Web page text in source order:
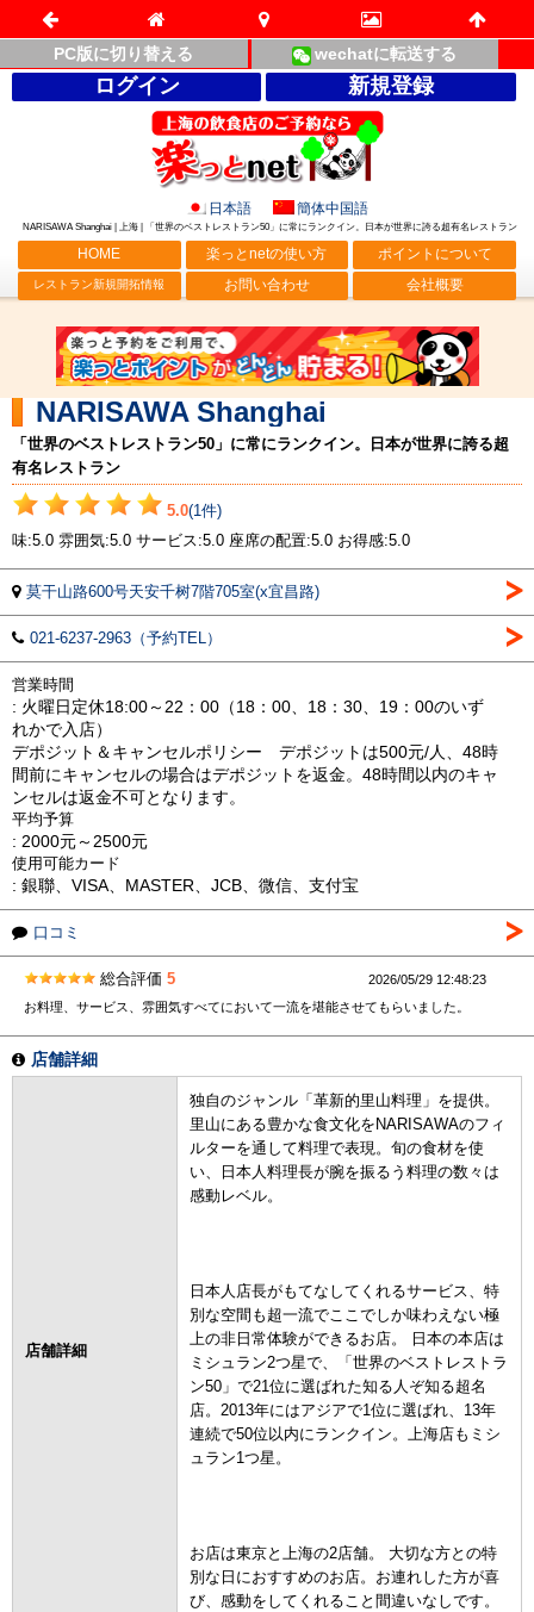
PC版に切り替える wechatに転送する
ログイン 新規登録
日本語 簡体中国語
NARISAWA Shanghai | 上海 | 「世界のベストレストラン50」に常にランクイン。日本が世界に誇る超有名レストラン
HOME 楽っとnetの使い方 ポイントについて
レストラン新規開拓情報 お問い合わせ 会社概要
NARISAWA Shanghai
「世界のベストレストラン50」に常にランクイン。日本が世界に誇る超
有名レストラン
5.0(1件)
味:5.0 雰囲気:5.0 サービス:5.0 座席の配置:5.0 お得感:5.0
莫干山路600号天安千树7階705室(x宜昌路)
021-6237-2963（予約TEL）
営業時間
: 火曜日定休18:00～22：00（18：00、18：30、19：00のいず
れかで入店）
デポジット＆キャンセルポリシー デポジットは500元/人、48時
間前にキャンセルの場合はデポジットを返金。48時間以内のキャ
ンセルは返金不可となります。
平均予算
: 2000元～2500元
使用可能カード
: 銀聯、VISA、MASTER、JCB、微信、支付宝
口コミ
総合評価 5
2026/05/29 12:48:23
お料理、サービス、雰囲気すべてにおいて一流を堪能させてもらいました。
店舗詳細
店舗詳細
独自のジャンル「革新的里山料理」を提供。
里山にある豊かな食文化をNARISAWAのフィ
ルターを通して料理で表現。旬の食材を使
い、日本人料理長が腕を振るう料理の数々は
感動レベル。
日本人店長がもてなしてくれるサービス、特
別な空間も超一流でここでしか味わえない極
上の非日常体験ができるお店。 日本の本店は
ミシュラン2つ星で、「世界のベストレストラ
ン50」で21位に選ばれた知る人ぞ知る超名
店。2013年にはアジアで1位に選ばれ、13年
連続で50位以内にランクイン。上海店もミシ
ュラン1つ星。
お店は東京と上海の2店舗。 大切な方との特
別な日におすすめのお店。お連れした方が喜
び、感動をしてくれること間違いなしです。